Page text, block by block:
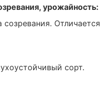
урожайность:
Отличается
сорт.